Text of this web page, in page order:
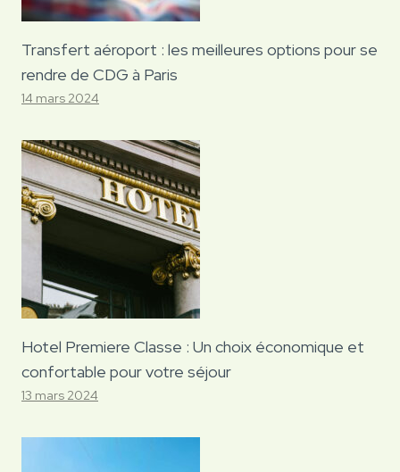
Transfert aéroport : les meilleures options pour se
rendre de CDG à Paris
14 mars 2024
Hotel Premiere Classe : Un choix économique et
confortable pour votre séjour
13 mars 2024